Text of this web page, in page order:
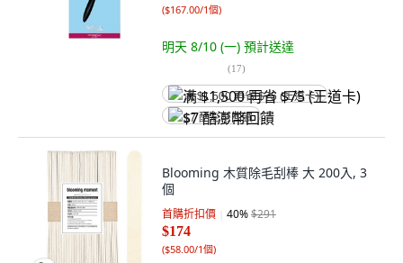
($167.00/1個)
明天 8/10 (一) 預計送達
(17)
满 $1,500 再省 $75 (王道卡)
$7 酷澎幣回饋
Blooming 木質除毛刮棒 大 200入, 3
個
首購折扣價 40%$291
$174
($58.00/1個)